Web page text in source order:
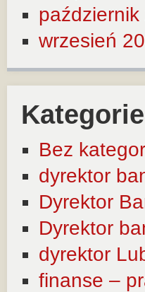
październik
wrzesień
Kategorie
Bez
dyrektor
Dyrektor
Dyrektor
dyrektor
finanse –